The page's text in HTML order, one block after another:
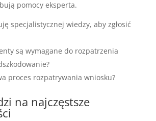
pomocy eksperta.
specjalistycznej wiedzy, aby zgłosić
są wymagane do rozpatrzenia
proces rozpatrywania wniosku?
na najczęstsze